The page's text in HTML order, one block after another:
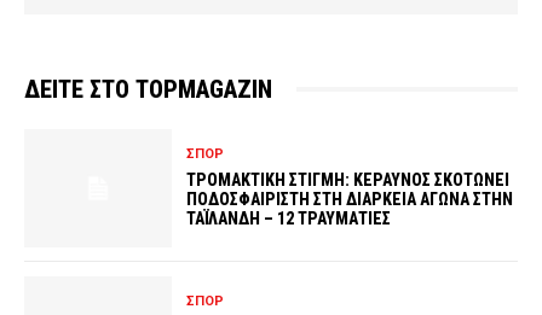
ΔΕΙΤΕ ΣΤΟ TOPMAGAZIN
ΣΠΟΡ
ΤΡΟΜΑΚΤΙΚΗ ΣΤΙΓΜΗ: ΚΕΡΑΥΝΟΣ ΣΚΟΤΩΝΕΙ
ΠΟΔΟΣΦΑΙΡΙΣΤΗ ΣΤΗ ΔΙΑΡΚΕΙΑ ΑΓΩΝΑ ΣΤΗΝ
ΤΑΪΛΑΝΔΗ – 12 ΤΡΑΥΜΑΤΙΕΣ
ΣΠΟΡ